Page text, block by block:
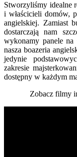
Stworzyliśmy idealne
i właścicieli domów,
angielskiej. Zamiast
dostarczają nam
wykonamy panele na
nasza boazeria
jedynie
zakresie
dostępny w każdym
Zobacz filmy